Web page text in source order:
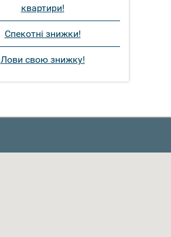
квартири!
Спекотні знижки!
Лови свою знижку!